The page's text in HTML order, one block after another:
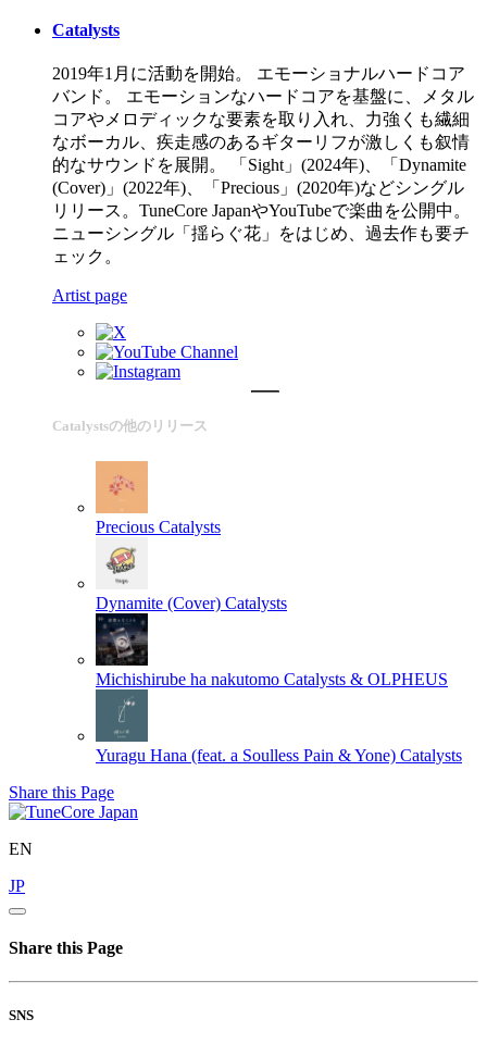
Catalysts
2019年1月に活動を開始。 エモーショナルハードコア
バンド。 エモーションなハードコアを基盤に、メタル
コアやメロディックな要素を取り入れ、力強くも繊細
なボーカル、疾走感のあるギターリフが激しくも叙情
的なサウンドを展開。 「Sight」(2024年)、「Dynamite
(Cover)」(2022年)、「Precious」(2020年)などシングル
リリース。TuneCore JapanやYouTubeで楽曲を公開中。
ニューシングル「揺らぐ花」をはじめ、過去作も要チ
ェック。
Artist page
Catalystsの他のリリース
Precious Catalysts
Dynamite (Cover) Catalysts
Michishirube ha nakutomo Catalysts & OLPHEUS
Yuragu Hana (feat. a Soulless Pain & Yone) Catalysts
Share this Page
EN
JP
Share this Page
SNS